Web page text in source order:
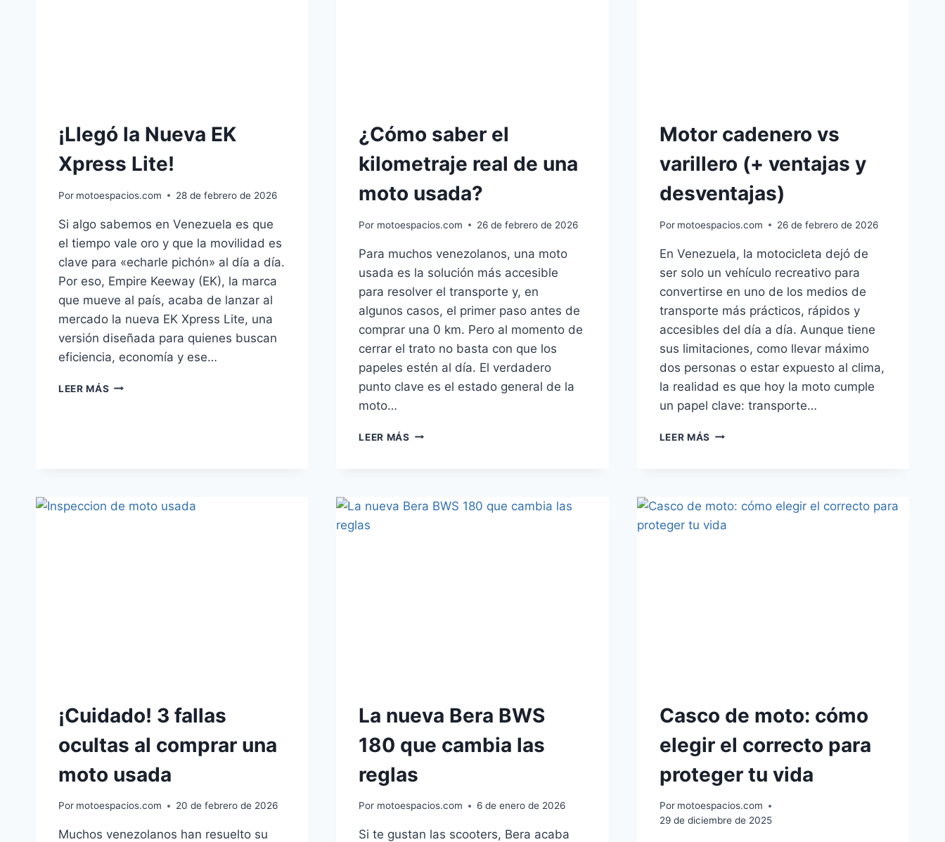
¡Llegó la Nueva EK
Xpress Lite!
Por motoespacios.com 28 de febrero de 2026
Si algo sabemos en Venezuela es que
el tiempo vale oro y que la movilidad es
clave para «echarle pichón» al día a día.
Por eso, Empire Keeway (EK), la marca
que mueve al país, acaba de lanzar al
mercado la nueva EK Xpress Lite, una
versión diseñada para quienes buscan
eficiencia, economía y ese…
LEER MÁS ¡LLEGÓ
¿Cómo saber el
kilometraje real de una
moto usada?
Por motoespacios.com 26 de febrero de 2026
Para muchos venezolanos, una moto
usada es la solución más accesible
para resolver el transporte y, en
algunos casos, el primer paso antes de
comprar una 0 km. Pero al momento de
cerrar el trato no basta con que los
papeles estén al día. El verdadero
punto clave es el estado general de la
moto…
LEER MÁS ¿CÓMO
DE
Motor cadenero vs
varillero (+ ventajas y
desventajas)
Por motoespacios.com 26 de febrero de 2026
En Venezuela, la motocicleta dejó de
ser solo un vehículo recreativo para
convertirse en uno de los medios de
transporte más prácticos, rápidos y
accesibles del día a día. Aunque tiene
sus limitaciones, como llevar máximo
dos personas o estar expuesto al clima,
la realidad es que hoy la moto cumple
un papel clave: transporte…
LEER MÁS MOTOR
VENTAJAS
Y
¡Cuidado! 3 fallas
ocultas al comprar una
moto usada
Por motoespacios.com 20 de febrero de 2026
Muchos venezolanos han resuelto su
La nueva Bera BWS
180 que cambia las
reglas
Por motoespacios.com 6 de enero de 2026
Si te gustan las scooters, Bera acaba
Casco de moto: cómo
elegir el correcto para
proteger tu vida
Por motoespacios.com
29 de diciembre de 2025